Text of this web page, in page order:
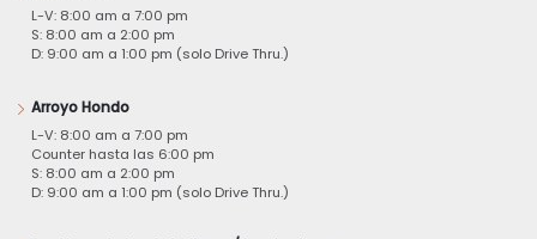
L-V: 8:00 am a 7:00 pm
S: 8:00 am a 2:00 pm
D: 9:00 am a 1:00 pm (solo Drive Thru.)
Arroyo Hondo
L-V: 8:00 am a 7:00 pm
Counter hasta las 6:00 pm
S: 8:00 am a 2:00 pm
D: 9:00 am a 1:00 pm (solo Drive Thru.)